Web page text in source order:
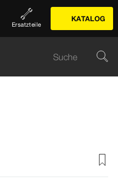
Ersatzteile
KATALOG